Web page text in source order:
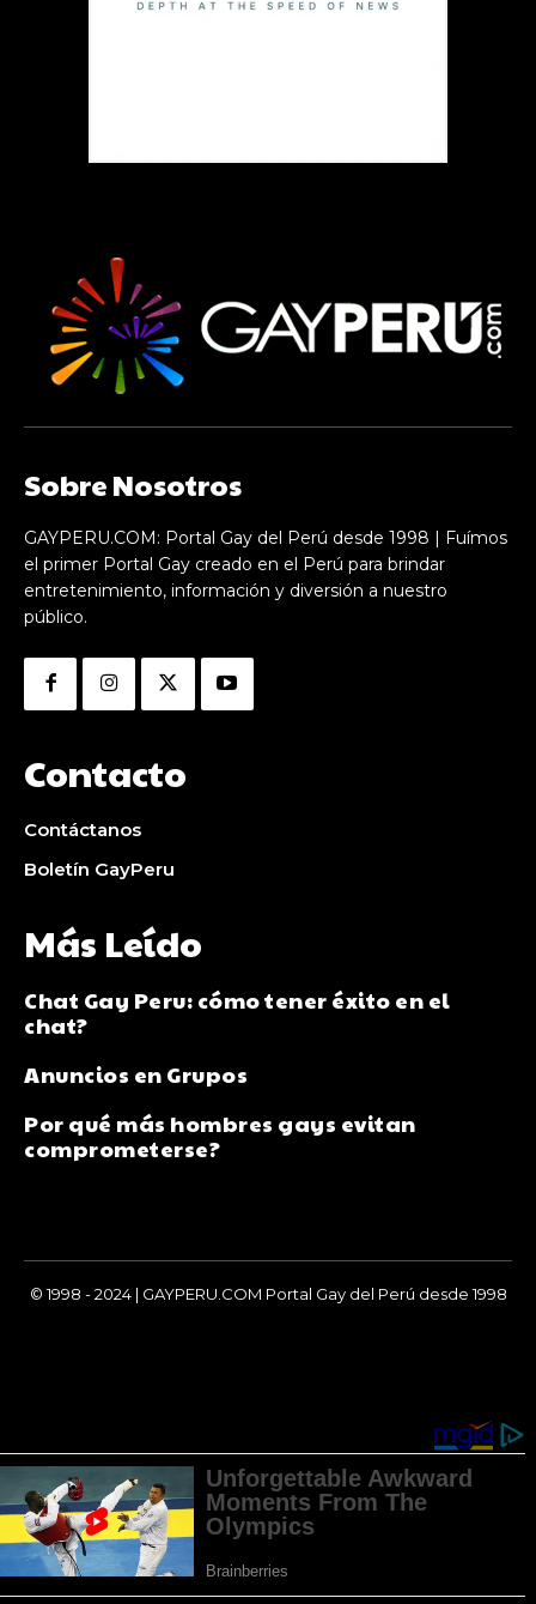
Sobre Nosotros
GAYPERU.COM: Portal Gay del Perú desde 1998 | Fuímos
el primer Portal Gay creado en el Perú para brindar
entretenimiento, información y diversión a nuestro
público.
Contacto
Contáctanos
Boletín GayPeru
Más Leído
Chat Gay Peru: cómo tener éxito en el
chat?
Anuncios en Grupos
Por qué más hombres gays evitan
comprometerse?
© 1998 - 2024 | GAYPERU.COM Portal Gay del Perú desde 1998